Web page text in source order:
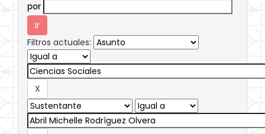
por
Filtros actuales: